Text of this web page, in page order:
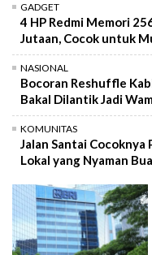
GADGET
4 HP Redmi Memori
Jutaan, Cocok untuk
NASIONAL
Bocoran Reshuffle
Bakal Dilantik Jadi
KOMUNITAS
Jalan Santai Cocoknya
Lokal yang Nyaman